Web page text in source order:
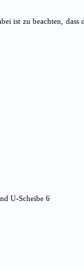
ist zu beachten, dass
U-Scheibe 6